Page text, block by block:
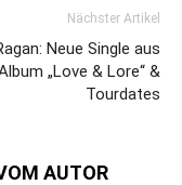
Nächster Artikel
Neue Single aus
„Love & Lore“ &
Tourdates
AUTOR